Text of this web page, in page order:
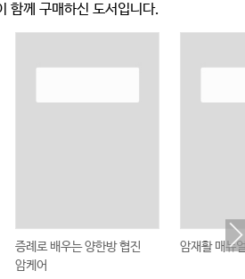
함께 구매하신 도서입니다.
증례로 배우는 양한방 협진
암케어
암재활 매뉴